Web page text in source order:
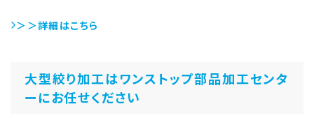
＞＞詳細はこちら
大型絞り加工はワンストップ部品加工センタ
ーにお任せください